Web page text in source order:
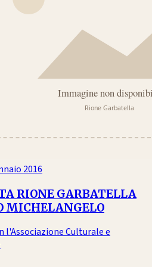
2016
RIONE GARBATELLA
MICHELANGELO
l'Associazione Culturale e